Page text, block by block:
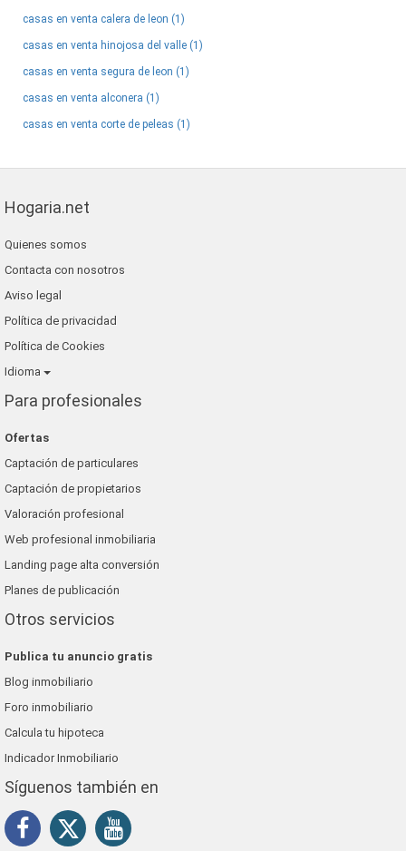
casas en venta calera de leon (1)
casas en venta hinojosa del valle (1)
casas en venta segura de leon (1)
casas en venta alconera (1)
casas en venta corte de peleas (1)
Hogaria.net
Quienes somos
Contacta con nosotros
Aviso legal
Política de privacidad
Política de Cookies
Idioma
Para profesionales
Ofertas
Captación de particulares
Captación de propietarios
Valoración profesional
Web profesional inmobiliaria
Landing page alta conversión
Planes de publicación
Otros servicios
Publica tu anuncio gratis
Blog inmobiliario
Foro inmobiliario
Calcula tu hipoteca
Indicador Inmobiliario
Síguenos también en